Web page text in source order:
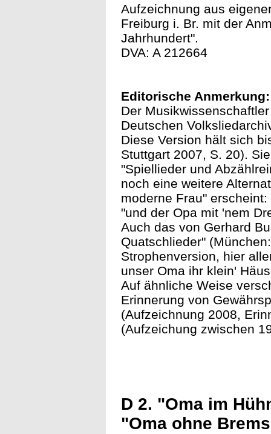
Aufzeichnung aus
Freiburg i. Br. mit der
Jahrhundert".
DVA: A 212664
Editorische Anmerkung:
Der
Deutschen
Diese Version hält sich
Stuttgart 2007, S. 20).
"Spiellieder und
noch eine weitere
moderne Frau" erscheint:
"und der Opa mit 'nem
Auch das von Gerhard
Quatschlieder"
Strophenversion, hier
unser Oma ihr klein'
Auf ähnliche Weise
Erinnerung von
(Aufzeichnung 2008,
(Aufzeichung zwischen
D 2. "Oma im
"Oma ohne